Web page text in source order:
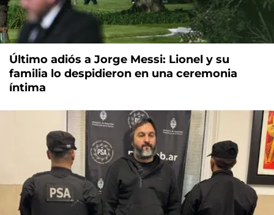
Último adiós a Jorge Messi: Lionel y su
familia lo despidieron en una ceremonia
íntima